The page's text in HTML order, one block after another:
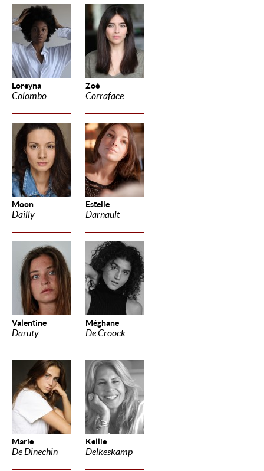
Loreyna
Colombo
Zoé
Corraface
Moon
Dailly
Estelle
Darnault
Valentine
Daruty
Méghane
De Croock
Marie
De Dinechin
Kellie
Delkeskamp